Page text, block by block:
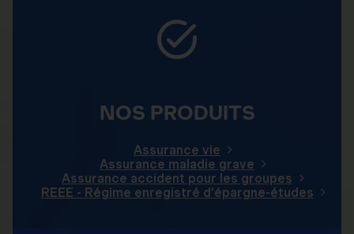
NOS PRODUITS
Assurance vie
Assurance maladie grave
Assurance accident pour les groupes
REEE - Régime enregistré d’épargne-études